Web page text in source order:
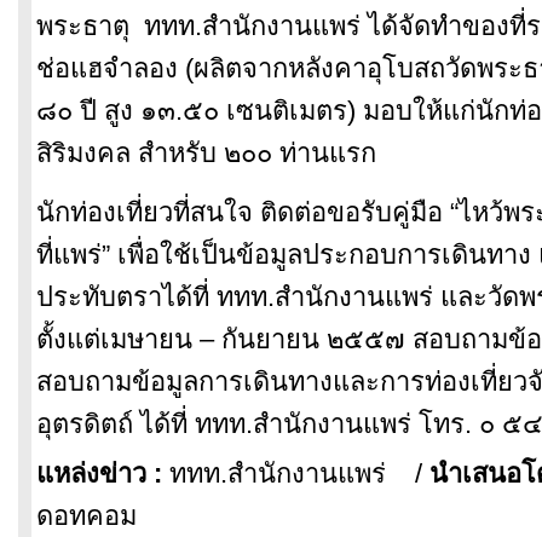
พระธาตุ ททท.สำนักงานแพร่ ได้จัดทำของที่
ช่อแฮจำลอง (ผลิตจากหลังคาอุโบสถวัดพระ
๘๐ ปี สูง ๑๓.๕๐ เซนติเมตร) มอบให้แก่นักท่อ
สิริมงคล สำหรับ ๒๐๐ ท่านแรก
นักท่องเที่ยวที่สนใจ ติดต่อขอรับคู่มือ “ไหว้พ
ที่แพร่” เพื่อใช้เป็นข้อมูลประกอบการเดินทาง
ประทับตราได้ที่ ททท.สำนักงานแพร่ และวัด
ตั้งแต่เมษายน – กันยายน ๒๕๕๗ สอบถามข้อ
สอบถามข้อมูลการเดินทางและการท่องเที่ยว
อุตรดิตถ์ ได้ที่ ททท.สำนักงานแพร่ โทร. ๐
แหล่งข่าว : ททท.สำนักงานแพร่ / นำเสนอ
ดอทคอม